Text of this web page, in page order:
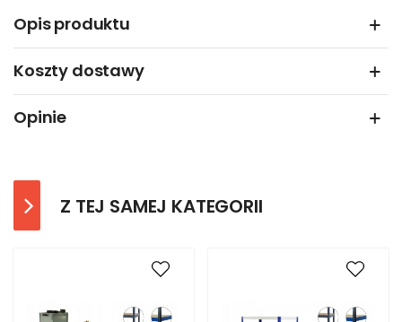
Opis produktu
Koszty dostawy
Opinie
Z TEJ SAMEJ KATEGORII